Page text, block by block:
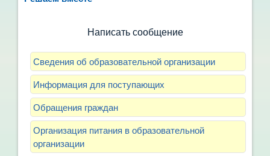
Написать сообщение
Сведения об образовательной организации
Информация для поступающих
Обращения граждан
Организация питания в образовательной
организации